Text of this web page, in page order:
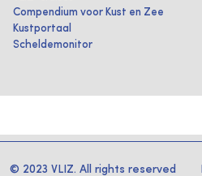
Compendium voor Kust en Zee
Kustportaal
Scheldemonitor
© 2023 VLIZ. All rights reserved